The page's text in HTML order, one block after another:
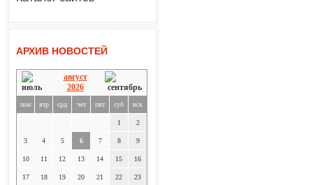
АРХИВ НОВОСТЕЙ
август
2026
пон втр срд чет пят суб вск
1 2
3 4 5 6 7 8 9
10 11 12 13 14 15 16
17 18 19 20 21 22 23